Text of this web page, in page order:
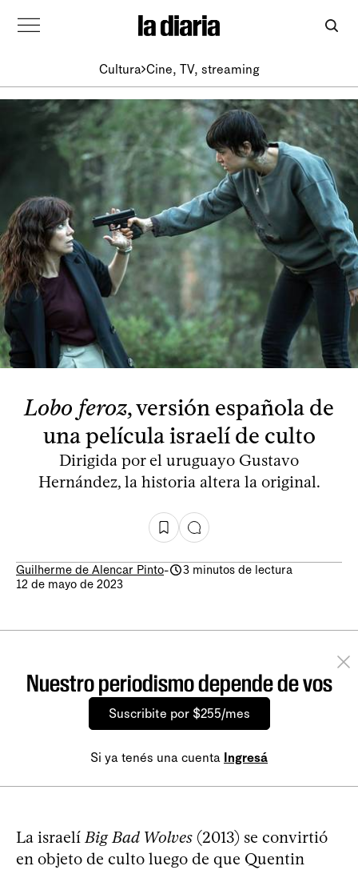
Cultura Cine, TV, streaming
Lobo feroz, versión española de
una película israelí de culto
Dirigida por el uruguayo Gustavo
Hernández, la historia altera la original.
Guilherme de Alencar Pinto-
3 minutos de lectura
12 de mayo de 2023
Nuestro periodismo depende de vos
Suscribite por $255/mes
Si ya tenés una cuenta Ingresá
La israelíBig Bad Wolves (2013) se convirtió
en objeto de culto luego de que Quentin